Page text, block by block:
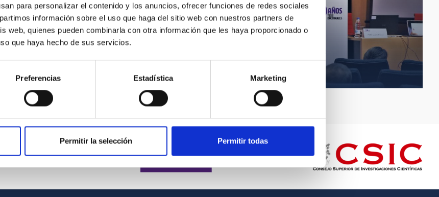
para personalizar el contenido y los anuncios, ofrecer funciones de redes sociales
información sobre el uso que haga del sitio web con nuestros partners de
web, quienes pueden combinarla con otra información que les haya proporcionado o
que haya hecho de sus servicios.
Preferencias Estadística Marketing
Permitir la selección Permitir todas
Tamaños relativos (Tierra, poro solar, granulación
solar)